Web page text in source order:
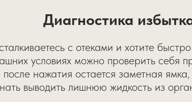
Диагностика
с отеками и хотите
условиях можно проверить себя
нажатия остается заметная
выводить лишнюю жидкость из